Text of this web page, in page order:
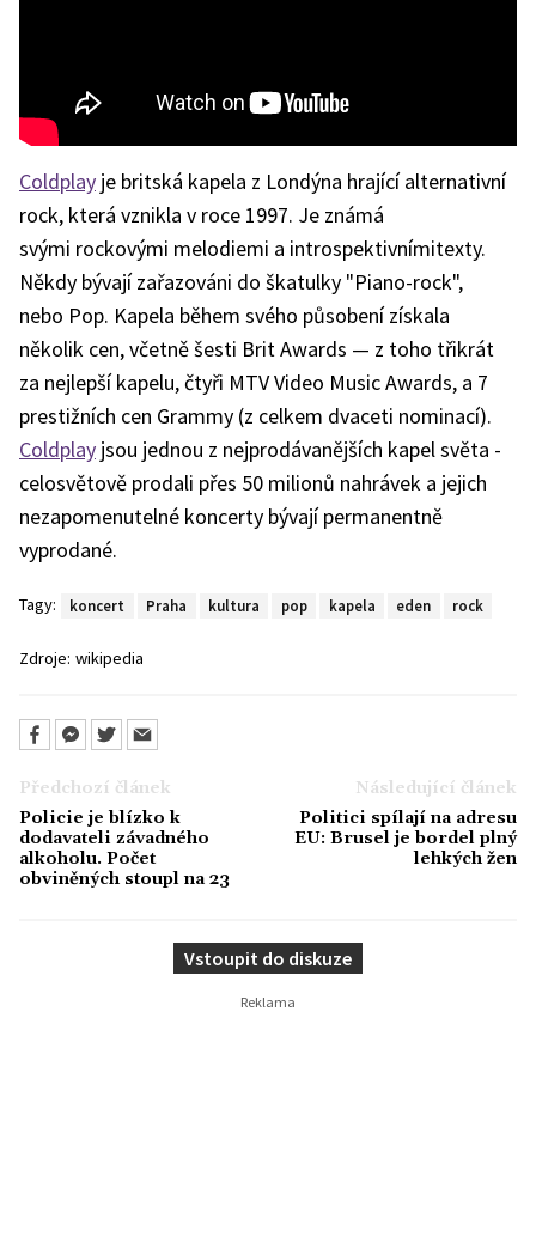
Coldplay je britská kapela z Londýna hrající alternativní
rock, která vznikla v roce 1997. Je známá
svými rockovými melodiemi a introspektivnímitexty.
Někdy bývají zařazováni do škatulky "Piano-rock",
nebo Pop. Kapela během svého působení získala
několik cen, včetně šesti Brit Awards — z toho třikrát
za nejlepší kapelu, čtyři MTV Video Music Awards, a 7
prestižních cen Grammy (z celkem dvaceti nominací).
Coldplay jsou jednou z nejprodávanějších kapel světa -
celosvětově prodali přes 50 milionů nahrávek a jejich
nezapomenutelné koncerty bývají permanentně
vyprodané.
Tagy: koncert Praha kultura pop kapela eden rock
Zdroje: wikipedia
Předchozí článek
Policie je blízko k
dodavateli závadného
alkoholu. Počet
obviněných stoupl na 23
Následující článek
Politici spílají na adresu
EU: Brusel je bordel plný
lehkých žen
Vstoupit do diskuze